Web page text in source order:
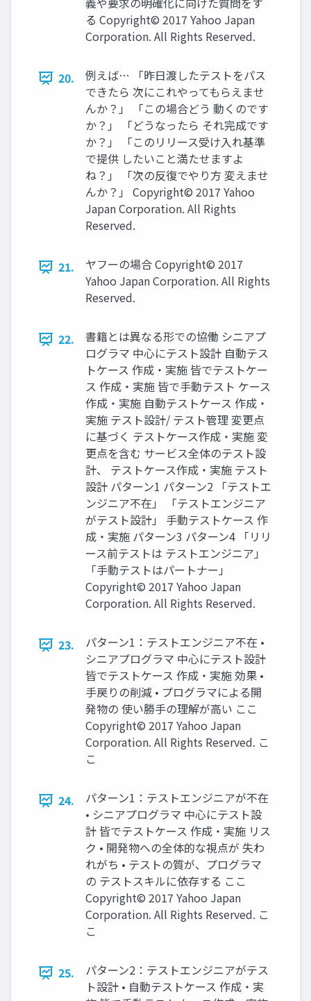
る Copyright© 2017 Yahoo Japan
Corporation. All Rights Reserved.
20.
例えば… 「昨日渡したテストをパス
できたら 次にこれやってもらえませ
んか？」 「この場合どう 動くのです
か？」 「どうなったら それ完成です
か？」 「このリリース受け入れ基準
で提供 したいこと満たせますよ
ね？」 「次の反復でやり方 変えませ
んか？」 Copyright© 2017 Yahoo
Japan Corporation. All Rights
Reserved.
21.
ヤフーの場合 Copyright© 2017
Yahoo Japan Corporation. All Rights
Reserved.
22.
書籍とは異なる形での協働 シニアプ
ログラマ 中心にテスト設計 自動テス
トケース 作成・実施 皆でテストケー
ス 作成・実施 皆で手動テスト ケース
作成・実施 自動テストケース 作成・
実施 テスト設計/ テスト管理 変更点
に基づく テストケース作成・実施 変
更点を含む サービス全体のテスト設
計、 テストケース作成・実施 テスト
設計 パターン1 パターン2 「テストエ
ンジニア不在」 「テストエンジニア
がテスト設計」 手動テストケース 作
成・実施 パターン3 パターン4 「リリ
ース前テストは テストエンジニア」
「手動テストはパートナー」
Copyright© 2017 Yahoo Japan
Corporation. All Rights Reserved.
23.
パターン1：テストエンジニア不在 •
シニアプログラマ 中心にテスト設計
皆でテストケース 作成・実施 効果 •
手戻りの削減 • プログラマによる開
発物の 使い勝手の理解が高い ここ
Copyright© 2017 Yahoo Japan
Corporation. All Rights Reserved. こ
こ
24.
パターン1：テストエンジニアが不在
• シニアプログラマ 中心にテスト設
計 皆でテストケース 作成・実施 リス
ク • 開発物への全体的な視点が 失わ
れがち • テストの質が、プログラマ
の テストスキルに依存する ここ
Copyright© 2017 Yahoo Japan
Corporation. All Rights Reserved. こ
こ
25.
パターン2：テストエンジニアがテス
ト設計 • 自動テストケース 作成・実